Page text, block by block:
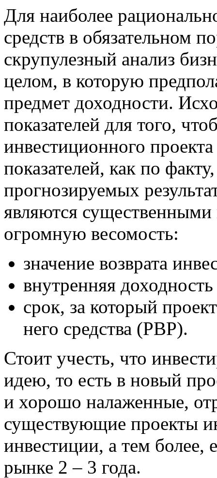
Для наиболее
средств в обязательном
скрупулезный анализ
целом, в которую
предмет доходности.
показателей для того,
инвестиционного
показателей, как по
прогнозируемых
являются
огромную весомость:
значение возврата
внутренняя
срок, за который
него средства (РВР).
Стоит учесть, что
идею, то есть в новый
и хорошо налаженные,
существующие проекты
инвестиции, а тем более,
рынке 2 – 3 года.